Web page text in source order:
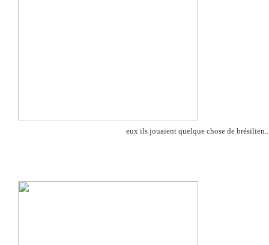
eux ils jouaient quelque chose de